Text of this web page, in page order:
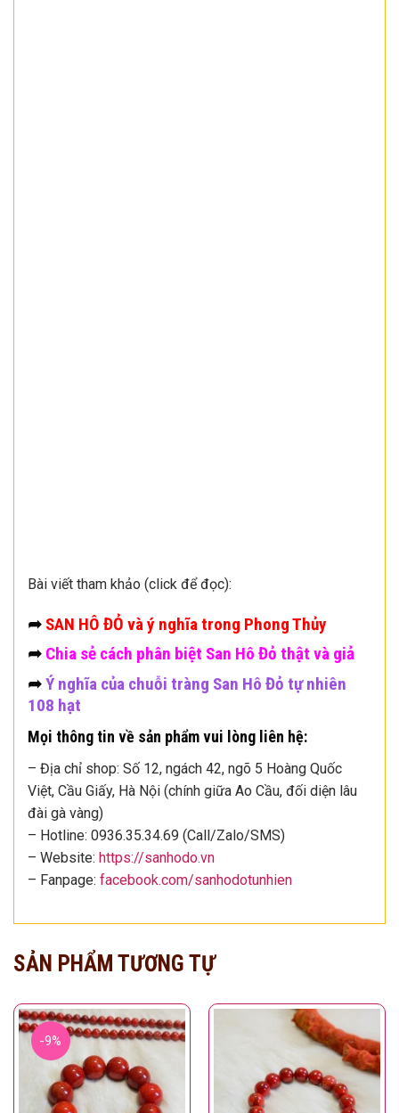
Bài viết tham khảo (click để đọc):
➦ SAN HÔ ĐỎ và ý nghĩa trong Phong Thủy
➦ Chia sẻ cách phân biệt San Hô Đỏ thật và giả
➦Ý nghĩa của chuỗi tràng San Hô Đỏ tự nhiên
108 hạt
Mọi thông tin về sản phẩm vui lòng liên hệ:
– Địa chỉ shop: Số 12, ngách 42, ngõ 5 Hoàng Quốc
Việt, Cầu Giấy, Hà Nội (chính giữa Ao Cầu, đối diện lâu
đài gà vàng)
– Hotline: 0936.35.34.69 (Call/Zalo/SMS)
– Website: https://sanhodo.vn
– Fanpage: facebook.com/sanhodotunhien
SẢN PHẨM TƯƠNG TỰ
-9%